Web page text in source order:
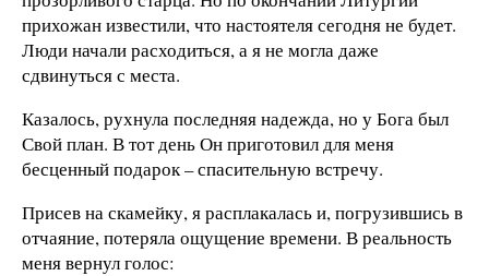
прихожан известили, что настоятеля сегодня не будет.
Люди начали расходиться, а я не могла даже
сдвинуться с места.
Казалось, рухнула последняя надежда, но у Бога был
Свой план. В тот день Он приготовил для меня
бесценный подарок – спасительную встречу.
Присев на скамейку, я расплакалась и, погрузившись в
отчаяние, потеряла ощущение времени. В реальность
меня вернул голос: